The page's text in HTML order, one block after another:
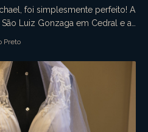
foi simplesmente perfeito! A
Luiz Gonzaga em Cedral e a
Preto